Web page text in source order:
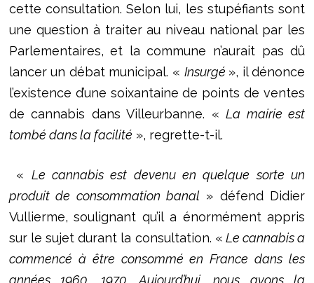
cette consultation. Selon lui, les stupéfiants sont
une question à traiter au niveau national par les
Parlementaires, et la commune n’aurait pas dû
lancer un débat municipal. « Insurgé », il dénonce
l’existence d’une soixantaine de points de ventes
de cannabis dans Villeurbanne. «La mairie est
tombé dans la facilité », regrette-t-il.
« Le cannabis est devenu en quelque sorte un
produit de consommation banal » défend Didier
Vullierme, soulignant qu’il a énormément appris
sur le sujet durant la consultation. « Le cannabis a
commencé à être consommé en France dans les
années 1960, 1970. Aujourd’hui, nous avons la